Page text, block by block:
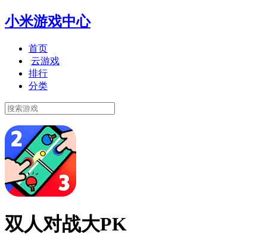
小米游戏中心
首页
云游戏
排行
分类
双人对战大PK